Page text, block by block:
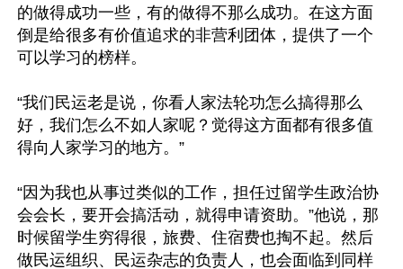
的做得成功一些，有的做得不那么成功。在这方面
倒是给很多有价值追求的非营利团体，提供了一个
可以学习的榜样。
“我们民运老是说，你看人家法轮功怎么搞得那么
好，我们怎么不如人家呢？觉得这方面都有很多值
得向人家学习的地方。”
“因为我也从事过类似的工作，担任过留学生政治协
会会长，要开会搞活动，就得申请资助。”他说，那
时候留学生穷得很，旅费、住宿费也掏不起。然后
做民运组织、民运杂志的负责人，也会面临到同样